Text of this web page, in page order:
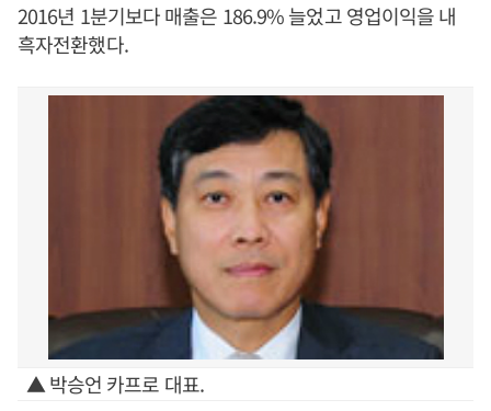
2016년 1분기보다 매출은 186.9% 늘었고 영업이익을 내
흑자전환했다.
▲ 박승언 카프로 대표.